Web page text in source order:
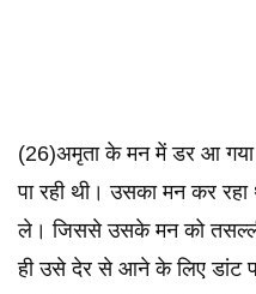
(26)अमृता के मन में डर आ गया
पा रही थी। उसका मन कर
ले। जिससे उसके मन को
ही उसे देर से आने के लिए डांट